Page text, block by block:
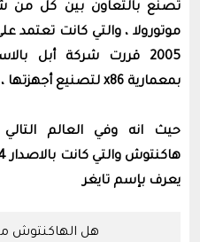
2005 قررت شركة أبل
بمعمارية x86 لتصنيع أجهزتها ، ومن هنا كانت البداية
حيث انه وفي العالم
يعرف بإسم تايغر
هل الهاكنتوش